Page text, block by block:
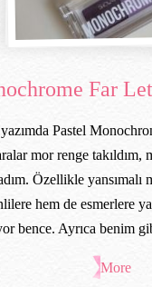
Far
Pastel
mor renge takıldım,
Özellikle
hem de esmerlere
bence. Ayrıca benim
More